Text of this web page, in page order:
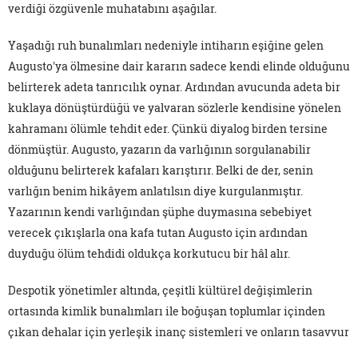
verdiği özgüvenle muhatabını aşağılar.
Yaşadığı ruh bunalımları nedeniyle intiharın eşiğine gelen
Augusto'ya ölmesine dair kararın sadece kendi elinde olduğunu
belirterek adeta tanrıcılık oynar. Ardından avucunda adeta bir
kuklaya dönüştürdüğü ve yalvaran sözlerle kendisine yönelen
kahramanı ölümle tehdit eder. Çünkü diyalog birden tersine
dönmüştür. Augusto, yazarın da varlığının sorgulanabilir
olduğunu belirterek kafaları karıştırır. Belki de der, senin
varlığın benim hikâyem anlatılsın diye kurgulanmıştır.
Yazarının kendi varlığından şüphe duymasına sebebiyet
verecek çıkışlarla ona kafa tutan Augusto için ardından
duyduğu ölüm tehdidi oldukça korkutucu bir hâl alır.
Despotik yönetimler altında, çeşitli kültürel değişimlerin
ortasında kimlik bunalımları ile boğuşan toplumlar içinden
çıkan dehalar için yerleşik inanç sistemleri ve onların tasavvur